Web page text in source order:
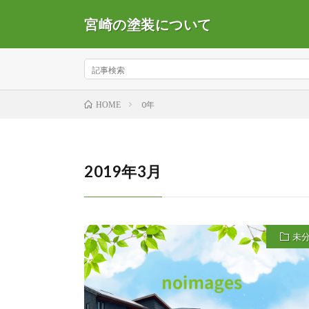
宮崎の塗装について
HOME 0年
2019年3月
未